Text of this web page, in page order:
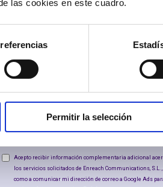
las cookies en este cuadro.
Permitir la selección